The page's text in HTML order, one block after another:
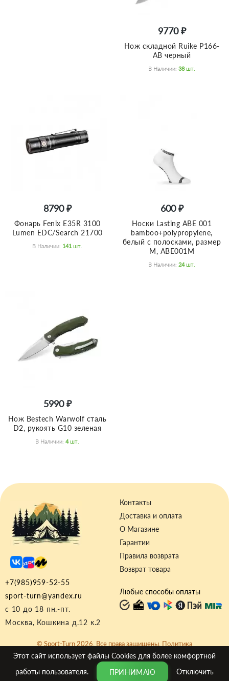
9770 ₽
Нож складной Ruike P166-
AB черный
В Наличии: 38 Шт.
8790 ₽
Фонарь Fenix E35R 3100
Lumen EDC/Search 21700
В Наличии: 141 Шт.
600 ₽
Носки Lasting ABE 001
bamboo+polypropylene,
белый с полосками, размер
M, ABE001M
В Наличии: 24 Шт.
5990 ₽
Нож Bestech Warwolf сталь
D2, рукоять G10 зеленая
В Наличии: 4 Шт.
Контакты
Доставка и оплата
О Магазине
Гарантии
Правила возврата
Возврат товара
+7(985)959-52-55
sport-turn@yandex.ru
с 10 до 18 пн.-пт.
Москва, Кошкина д.12 к.2
Любые способы оплаты
© Sport-Turn 2026. Все права защищены. Политика
Конфиденциальности|Договор-оферта
Этот сайт использует файлы Cookies для более комфортной
работы пользователя.
ПРИНИМАЮ Отключить